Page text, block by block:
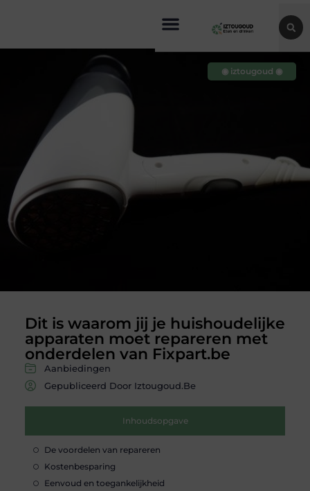
Dit is waarom jij je huishoudelijke
apparaten moet repareren met
onderdelen van Fixpart.be
Aanbiedingen
Gepubliceerd Door Iztougoud.be
Inhoudsopgave
De voordelen van repareren
Kostenbesparing
Eenvoud en toegankelijkheid
◉ iztougoud ◉